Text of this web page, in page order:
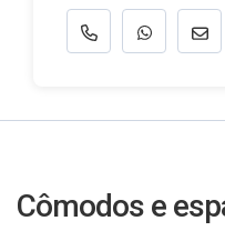
Cômodos e